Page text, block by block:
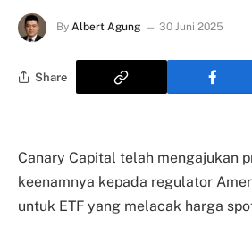
By Albert Agung 30 Juni 2025
Share
Canary Capital telah mengajukan
keenamnya kepada regulator
untuk ETF yang melacak harga